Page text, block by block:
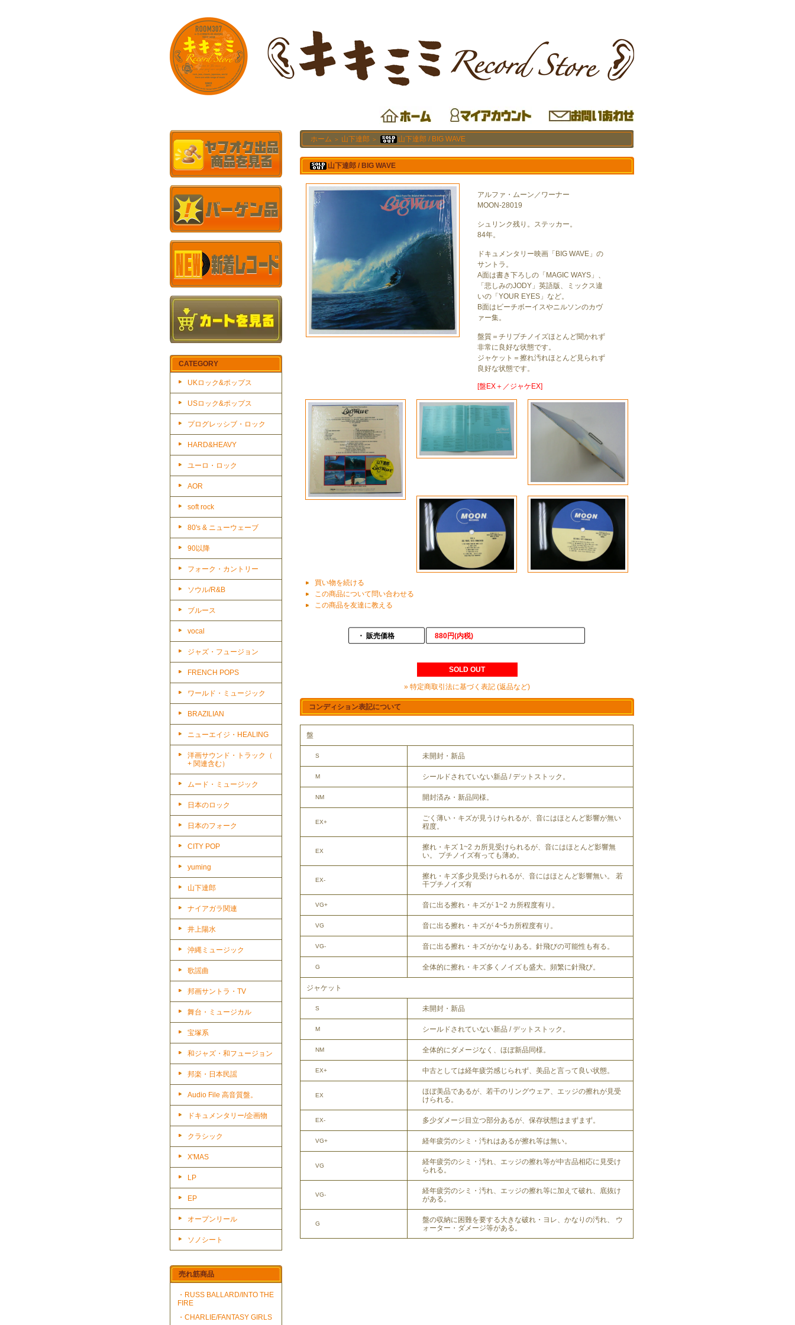
CATEGORY
UKロック&ポップス
USロック&ポップス
プログレッシブ・ロック
HARD&HEAVY
ユーロ・ロック
AOR
soft rock
80's & ニューウェーブ
90以降
フォーク・カントリー
ソウル/R&B
ブルース
vocal
ジャズ・フュージョン
FRENCH POPS
ワールド・ミュージック
BRAZILIAN
ニューエイジ・HEALING
洋画サウンド・トラック（
+ 関連含む）
ムード・ミュージック
日本のロック
日本のフォーク
CITY POP
yuming
山下達郎
ナイアガラ関連
井上陽水
沖縄ミュージック
歌謡曲
邦画サントラ・TV
舞台・ミュージカル
宝塚系
和ジャズ・和フュージョン
邦楽・日本民謡
Audio File 高音質盤。
ドキュメンタリー/企画物
クラシック
X'MAS
LP
EP
オープンリール
ソノシート
売れ筋商品
・RUSS BALLARD/INTO THE
FIRE
・CHARLIE/FANTASY GIRLS
ホーム ＞ 山下達郎 ＞ 山下達郎 / BIG WAVE
山下達郎 / BIG WAVE
アルファ・ムーン／ワーナー
MOON-28019
シュリンク残り。ステッカー。
84年。
ドキュメンタリー映画「BIG WAVE」の
サントラ。
A面は書き下ろしの「MAGIC WAYS」、
「悲しみのJODY」英語版、ミックス違
いの「YOUR EYES」など。
B面はビーチボーイスやニルソンのカヴ
ァー集。
盤質＝チリプチノイズほとんど聞かれず
非常に良好な状態です。
ジャケット＝擦れ汚れほとんど見られず
良好な状態です。
[盤EX＋／ジャケEX]
買い物を続ける
この商品について問い合わせる
この商品を友達に教える
・ 販売価格 880円(内税)
SOLD OUT
» 特定商取引法に基づく表記 (返品など)
コンディション表記について
盤
S 未開封・新品
M シールドされていない新品 / デットストック。
NM 開封済み・新品同様。
EX+
ごく薄い・キズが見うけられるが、音にはほとんど影響が無い
程度。
EX
擦れ・キズ 1~2 カ所見受けられるが、音にはほとんど影響無
い。 プチノイズ有っても薄め。
EX-
擦れ・キズ多少見受けられるが、音にはほとんど影響無い。 若
干プチノイズ有
VG+ 音に出る擦れ・キズが 1~2 カ所程度有り。
VG 音に出る擦れ・キズが 4~5カ所程度有り。
VG- 音に出る擦れ・キズがかなりある。針飛びの可能性も有る。
G 全体的に擦れ・キズ多くノイズも盛大。頻繁に針飛び。
ジャケット
S 未開封・新品
M シールドされていない新品 / デットストック。
NM 全体的にダメージなく、ほぼ新品同様。
EX+ 中古としては経年疲労感じられず、美品と言って良い状態。
EX
ほぼ美品であるが、若干のリングウェア、エッジの擦れが見受
けられる。
EX- 多少ダメージ目立つ部分あるが、保存状態はまずまず。
VG+ 経年疲労のシミ・汚れはあるが擦れ等は無い。
VG
経年疲労のシミ・汚れ、エッジの擦れ等が中古品相応に見受け
られる。
VG-
経年疲労のシミ・汚れ、エッジの擦れ等に加えて破れ、底抜け
がある。
G
盤の収納に困難を要する大きな破れ・ヨレ、かなりの汚れ、 ウ
ォーター・ダメージ等がある。